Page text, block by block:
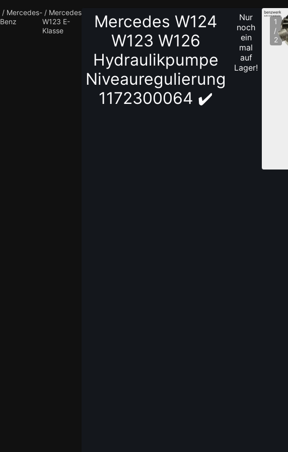
/ Mercedes-
Benz
/ Mercedes
W123 E-
Klasse
Mercedes W124
W123 W126
Hydraulikpumpe
Niveauregulierung
1172300064 ✔️
Nur
noch
ein
mal
auf
Lager!
1
/
2